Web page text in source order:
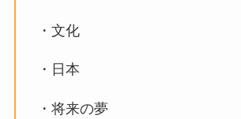
・文化
・日本
・将来の夢